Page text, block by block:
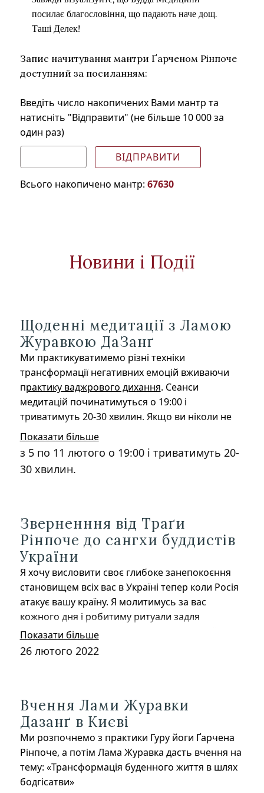
посилає благословіння, що падають наче дощ.
Таші Делек!
Запис начитування мантри Ґарченом Рінпоче
доступний за посиланням:
Введіть число накопичених Вами мантр та
натисніть "Відправити" (не більше 10 000 за
один раз)
Всього накопичено мантр: 67630
Новини і Події
Щоденні медитації з Ламою
Журавкою ДаЗанґ
Ми практикуватимемо різні техніки
трансформації негативних емоцій вживаючи
практику ваджрового дихання. Сеанси
медитацій починатимуться о 19:00 і
триватимуть 20-30 хвилин. Якщо ви ніколи не
практикували ваджрове дихання, ми радимо
вам ознайомитися з цією практикою.
Приєдуйтесь за посиланням у
Показати більше
з 5 по 11 лютого о 19:00 і триватимуть 20-
30 хвилин.
Зверненння від Траґи
Рінпоче до сангхи буддистів
України
Я хочу висловити своє глибоке занепокоєння
становищем всіх вас в Україні тепер коли Росія
атакує вашу країну. Я молитимусь за вас
кожного дня і робитиму ритуали задля
швидкого припинення насильства у вашій
країні, а також за ваше відновлення зараз та в
пам‘ятати про карму та причинно-наслідковий
зв’язок. Колективна негативна карма,
накопичена живими істотами цього світу за
багато минулих життів, стала причиною часу
занепаду, в якому люди нападають одне на
одного та розв‘язують війни. Це наслідок
Показати більше
26 лютого 2022
Вчення Лами Журавки
Дазанґ в Києві
Ми розпочнемо з практики Гуру йоги Ґарчена
Рінпоче, а потім Лама Журавка дасть вчення на
тему: «Трансформація буденного життя в шлях
бодгісатви»